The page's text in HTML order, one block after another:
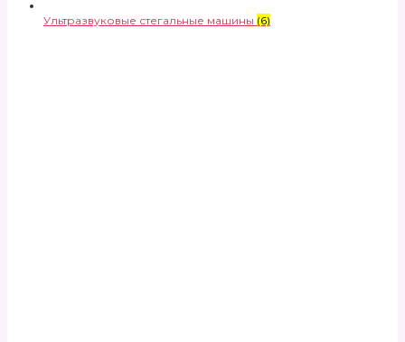
Ультразвуковые стегальные машины (6)